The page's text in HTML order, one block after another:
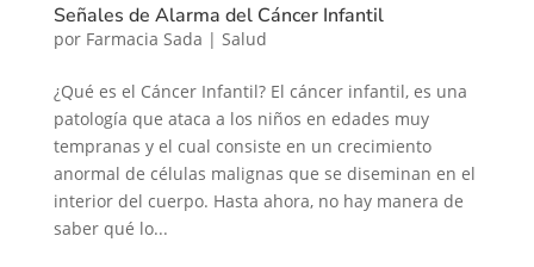
Señales de Alarma del Cáncer Infantil
por Farmacia Sada | Salud
¿Qué es el Cáncer Infantil? El cáncer infantil, es una
patología que ataca a los niños en edades muy
tempranas y el cual consiste en un crecimiento
anormal de células malignas que se diseminan en el
interior del cuerpo. Hasta ahora, no hay manera de
saber qué lo...